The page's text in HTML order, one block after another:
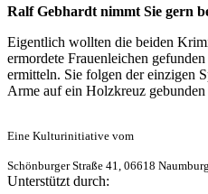
Ralf Gebhardt nimmt Sie gern
Eigentlich wollten die beiden
ermordete Frauenleichen
ermitteln. Sie folgen der einzigen
Arme auf ein Holzkreuz
Eine Kulturinitiative vom
Schönburger Straße 41, 06618
Unterstützt durch: